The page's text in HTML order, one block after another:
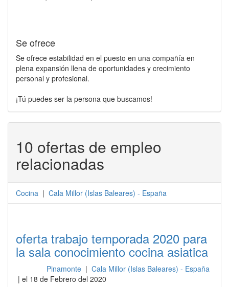
Se ofrece
Se ofrece estabilidad en el puesto en una compañía en
plena expansión llena de oportunidades y crecimiento
personal y profesional.
¡Tú puedes ser la persona que buscamos!
10 ofertas de empleo
relacionadas
Cocina | Cala Millor (Islas Baleares) - España
oferta trabajo temporada 2020 para
la sala conocimiento cocina asiatica
Pinamonte | Cala Millor (Islas Baleares) - España
| el 18 de Febrero del 2020